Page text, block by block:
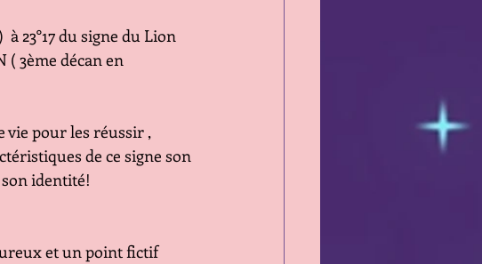
23°17 du signe du Lion
( 3ème décan en
vie pour les réussir ,
de ce signe son
identité!
et un point fictif